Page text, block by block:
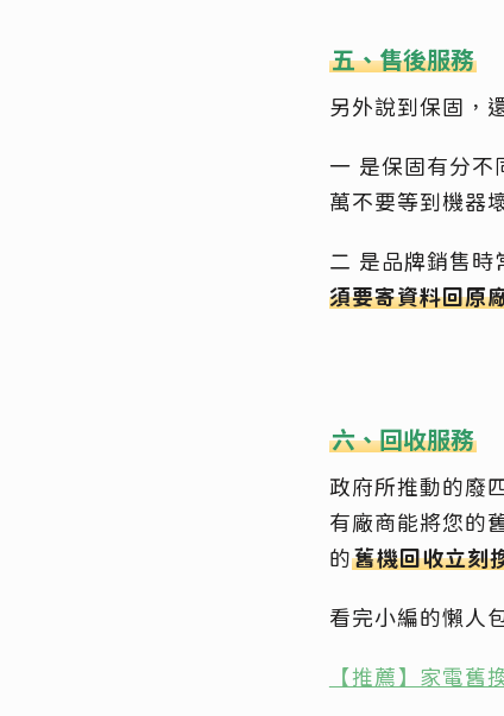
五、售後服務
另外說到保固，
一 是保固有分不
萬不要等到機器
二 是品牌銷售時
須要寄資料回原
六、回收服務
政府所推動的廢
有廠商能將您的
的舊機回收立刻
看完小編的懶人
【推薦】家電舊